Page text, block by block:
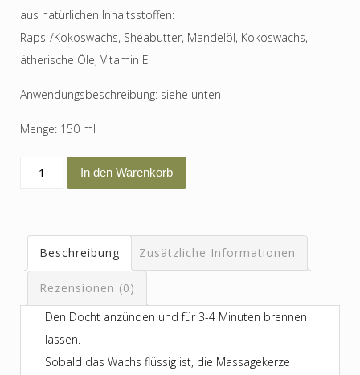
aus natürlichen Inhaltsstoffen:
Raps-/Kokoswachs, Sheabutter, Mandelöl, Kokoswachs,
ätherische Öle, Vitamin E
Anwendungsbeschreibung: siehe unten
Menge: 150 ml
Massagekerze
Wohlfühlmomente
In den Warenkorb
Beschreibung Zusätzliche Informationen
Rezensionen (0)
Den Docht anzünden und für 3-4 Minuten brennen
lassen.
Sobald das Wachs flüssig ist, die Massagekerze